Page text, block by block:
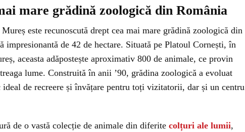
mare grădină zoologică din România
este recunoscută drept cea mai mare grădină zoologică din
impresionantă de 42 de hectare. Situată pe Platoul Cornești, în
aceasta adăpostește aproximativ 800 de animale, ce provin
lume. Construită în anii ’90, grădina zoologică a evoluat
de recreere și învățare pentru toți vizitatorii, dar și un centru
de o vastă colecție de animale din diferite colțuri ale lumii,